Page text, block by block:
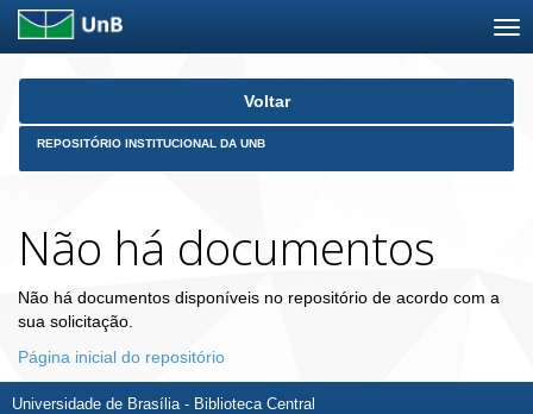
Skip
Voltar
REPOSITÓRIO INSTITUCIONAL DA UNB
Não há documentos
Não há documentos disponíveis no repositório de acordo com a
sua solicitação.
Página inicial do repositório
Universidade de Brasília - Biblioteca Central